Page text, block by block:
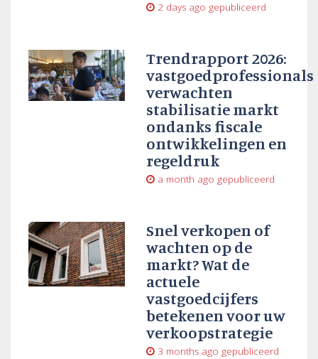
2 days ago gepubliceerd
Trendrapport 2026:
vastgoedprofessionals
verwachten
stabilisatie markt
ondanks fiscale
ontwikkelingen en
regeldruk
a month ago gepubliceerd
Snel verkopen of
wachten op de
markt? Wat de
actuele
vastgoedcijfers
betekenen voor uw
verkoopstrategie
3 months ago gepubliceerd